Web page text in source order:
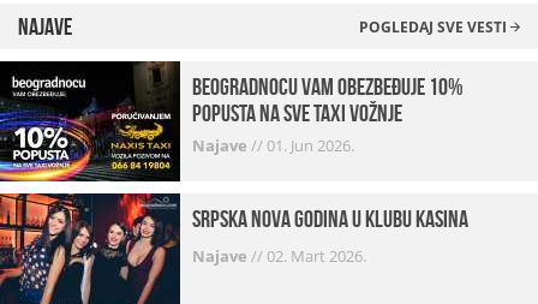
Najave POGLEDAJ SVE VESTI
beogradnocu vam obezbeđuje 10%
popusta na sve taxi vožnje
Najave //01. Jun 2026.
Srpska Nova godina u klubu Kasina
Najave //02. Mart 2026.